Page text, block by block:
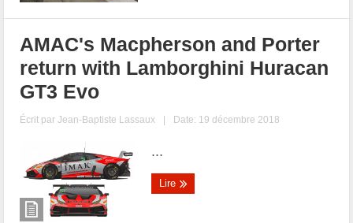
AMAC's Macpherson and Porter
return with Lamborghini Huracan
GT3 Evo
Écrit parJean-Baptiste Lassaux | Date: 19 décembre 2018
...
Lire